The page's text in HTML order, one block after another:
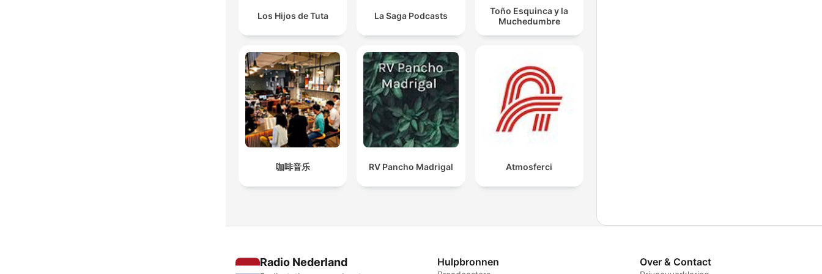
Los Hijos de Tuta La Saga Podcasts
Toño Esquinca y la
Muchedumbre
咖啡音乐 RV Pancho Madrigal Atmosferci
Radio Nederland Hulpbronnen Over & Contact